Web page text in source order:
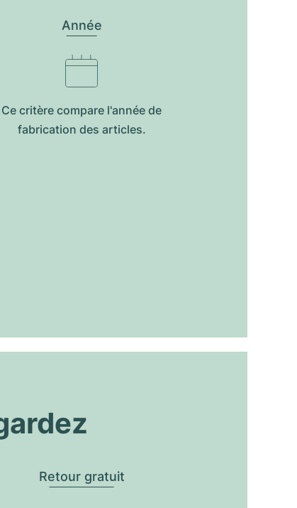
Année
Ce critère compare l'année de
fabrication des articles.
Retour gratuit